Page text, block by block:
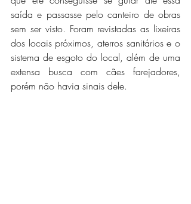
saída e passasse pelo canteiro de obras
sem ser visto. Foram revistadas as lixeiras
dos locais próximos, aterros sanitários e o
sistema de esgoto do local, além de uma
extensa busca com cães farejadores,
porém não havia sinais dele.